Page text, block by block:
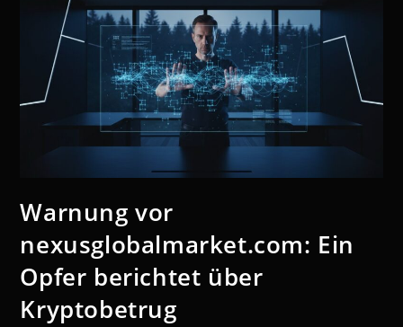
Warnung vor
nexusglobalmarket.com: Ein
Opfer berichtet über
Kryptobetrug